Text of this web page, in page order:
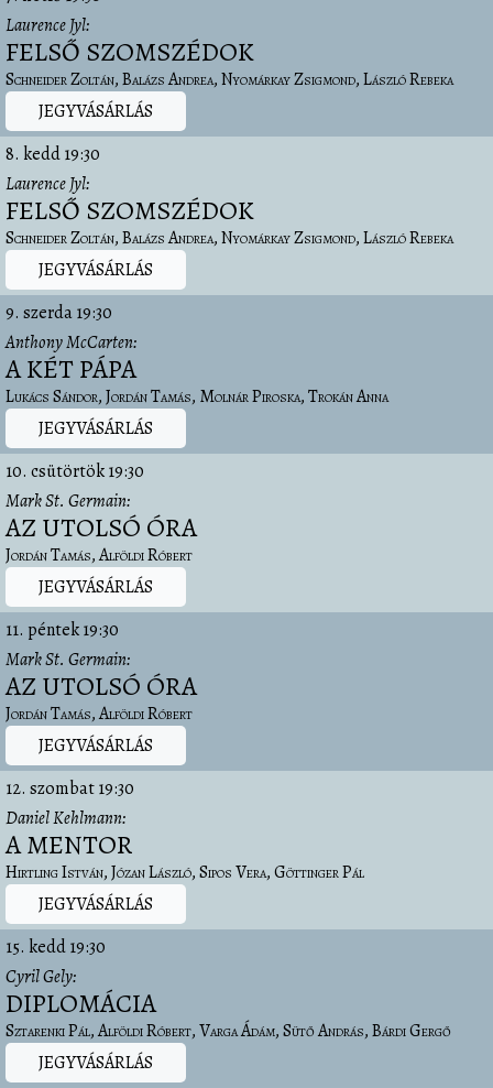
Laurence Jyl
FELSŐ SZOMSZÉDOK
Schneider Zoltán Balázs Andrea Nyomárkay Zsigmond László Rebeka
JEGYVÁSÁRLÁS
8. kedd19:30
Laurence Jyl
FELSŐ SZOMSZÉDOK
Schneider Zoltán Balázs Andrea Nyomárkay Zsigmond László Rebeka
JEGYVÁSÁRLÁS
9. szerda19:30
Anthony McCarten
A KÉT PÁPA
Lukács Sándor Jordán Tamás Molnár Piroska Trokán Anna
JEGYVÁSÁRLÁS
10. csütörtök19:30
Mark St. Germain
AZ UTOLSÓ ÓRA
Jordán Tamás Alföldi Róbert
JEGYVÁSÁRLÁS
11. péntek19:30
Mark St. Germain
AZ UTOLSÓ ÓRA
Jordán Tamás Alföldi Róbert
JEGYVÁSÁRLÁS
12. szombat19:30
Daniel Kehlmann
A MENTOR
Hirtling István Józan László Sipos Vera Göttinger Pál
JEGYVÁSÁRLÁS
15. kedd19:30
Cyril Gely
DIPLOMÁCIA
Sztarenki Pál Alföldi Róbert Varga Ádám Sütő András Bárdi Gergő
JEGYVÁSÁRLÁS